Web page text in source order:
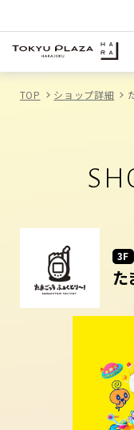
TOP ショップ詳細
3F
た